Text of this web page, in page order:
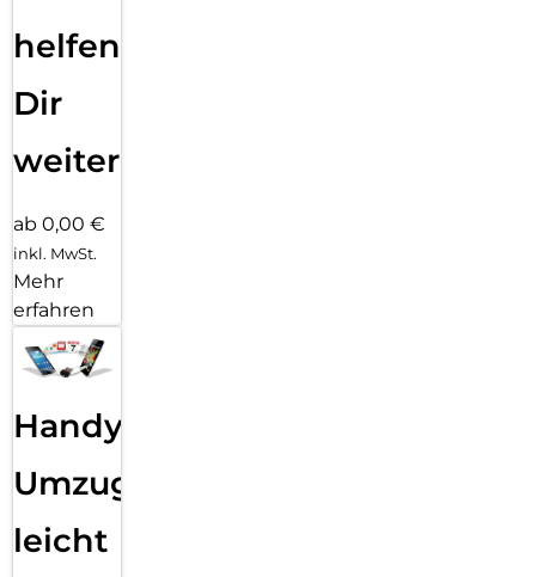
helfen
Dir
weiter
ab 0,00 €
inkl. MwSt.
Mehr
erfahren
Handy
Umzug
leicht